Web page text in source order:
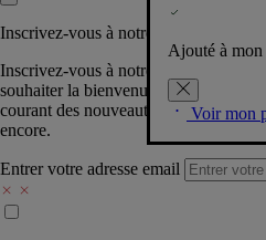
Ajouté à mon
Voir mon
Inscrivez-vous à notre Newsletter
Inscrivez-vous à notre newsletter
souhaiter la bienvenue dans la
courant des nouveautés,
encore.
Entrer votre adresse email